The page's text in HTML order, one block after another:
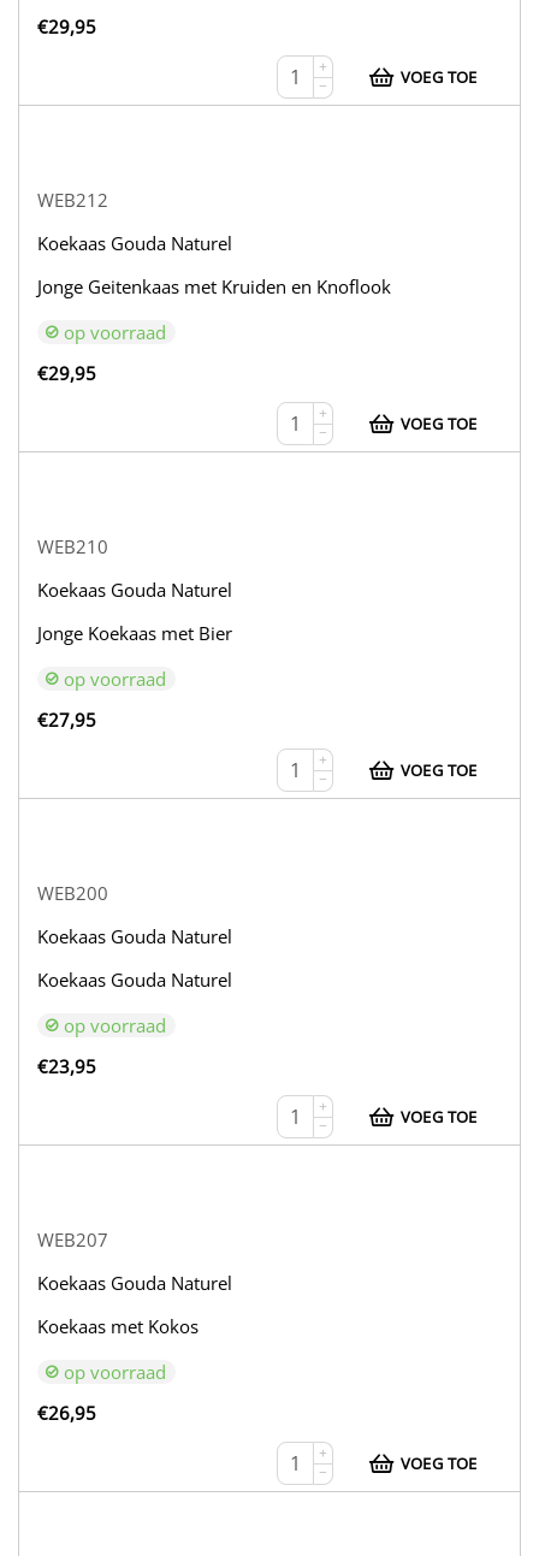
€29,95
+
−
VOEG TOE
WEB212
Koekaas Gouda Naturel
Jonge Geitenkaas met Kruiden en Knoflook
op voorraad
€29,95
+
−
VOEG TOE
WEB210
Koekaas Gouda Naturel
Jonge Koekaas met Bier
op voorraad
€27,95
+
−
VOEG TOE
WEB200
Koekaas Gouda Naturel
Koekaas Gouda Naturel
op voorraad
€23,95
+
−
VOEG TOE
WEB207
Koekaas Gouda Naturel
Koekaas met Kokos
op voorraad
€26,95
+
−
VOEG TOE